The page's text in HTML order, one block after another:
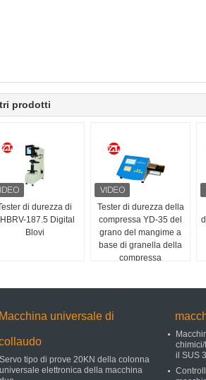
prodotti
di durezza di
187.5 Digital
Blovi
Tester di durezza della
compressa YD-35 del
grano del mangime a
base di granella della
compressa
Macchina universale di
Servo tipo di prove 20KN della colonna
universale elettronica della macchina
il SUS